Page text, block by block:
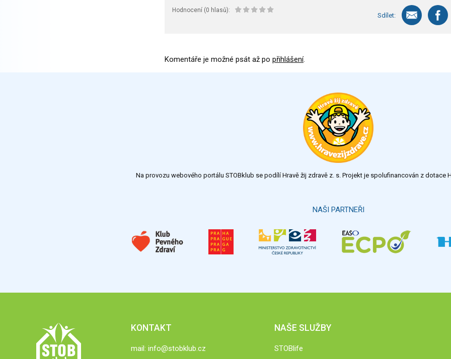
Hodnocení (0 hlasů):
Sdílet:
Komentáře je možné psát až po přihlášení.
Na provozu webového portálu STOBklub se podílí Hravě žij zdravě z. s. Projekt je spolufinancován z dotace
NAŠI PARTNEŘI
KONTAKT
mail: info@stobklub.cz
NAŠE SLUŽBY
STOBlife